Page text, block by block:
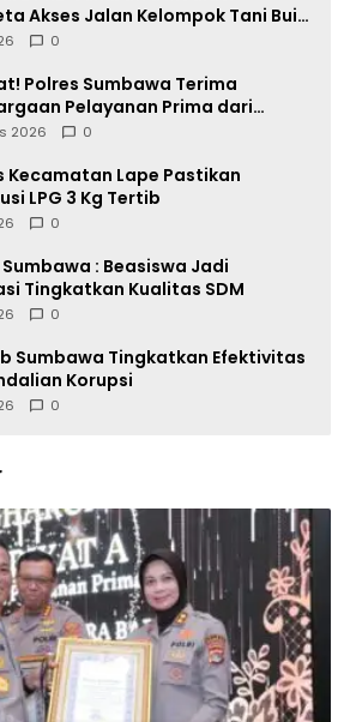
Akses Jalan Kelompok Tani Buin
0
Polres Sumbawa Terima
Pelayanan Prima dari
2026 0
Kecamatan Lape Pastikan
LPG 3 Kg Tertib
0
: Beasiswa Jadi
Tingkatkan Kualitas SDM
0
Sumbawa Tingkatkan Efektivitas
Korupsi
0